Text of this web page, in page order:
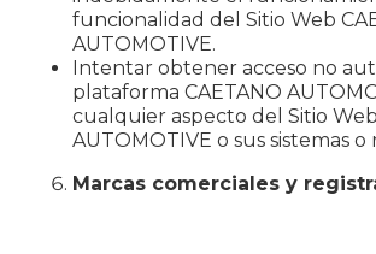
funcionalidad del Sitio Web
AUTOMOTIVE.
Intentar obtener acceso no
plataforma CAETANO
cualquier aspecto del Sitio
AUTOMOTIVE o sus sistemas o
Marcas comerciales y